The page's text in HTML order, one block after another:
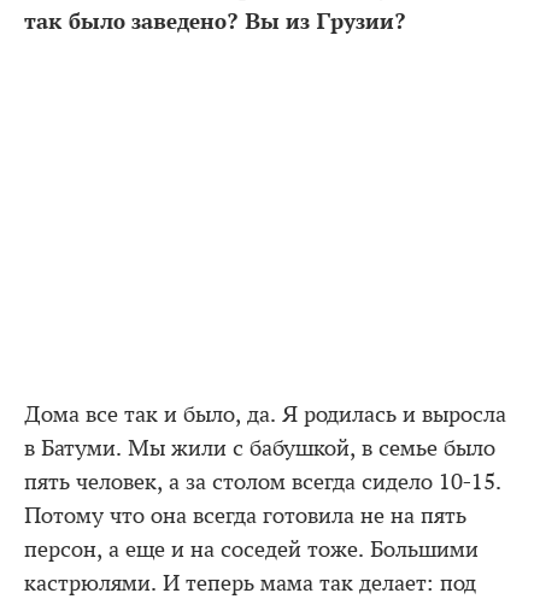
так было заведено? Вы из Грузии?
Дома все так и было, да. Я родилась и выросла
в Батуми. Мы жили с бабушкой, в семье было
пять человек, а за столом всегда сидело 10-15.
Потому что она всегда готовила не на пять
персон, а еще и на соседей тоже. Большими
кастрюлями. И теперь мама так делает: под